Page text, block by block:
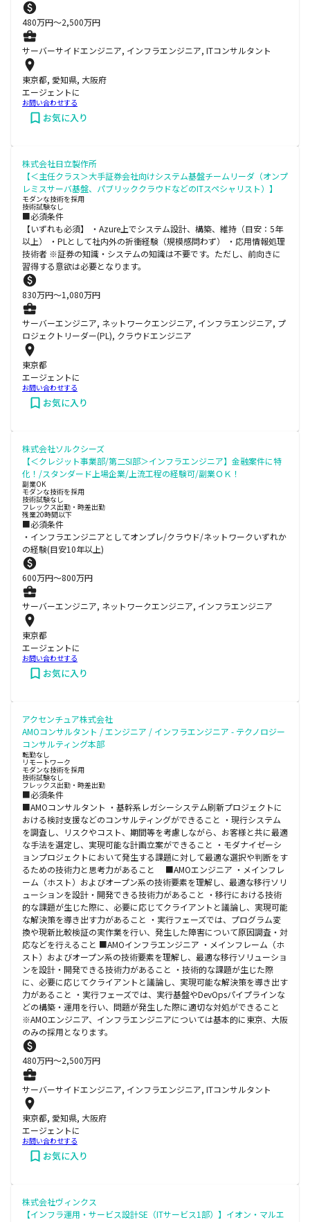
480万円〜2,500万円
サーバーサイドエンジニア, インフラエンジニア, ITコンサルタント
東京都, 愛知県, 大阪府
エージェントに
お問い合わせする
お気に入り
株式会社日立製作所
【＜主任クラス＞大手証券会社向けシステム基盤チームリーダ（オンプ
レミスサーバ基盤、パブリッククラウドなどのITスペシャリスト）】
モダンな技術を採用
技術試験なし
■必須条件
【いずれも必須】 ・Azure上でシステム設計、構築、維持（目安：5年
以上） ・PLとして社内外の折衝経験（規模感問わず） ・応用情報処理
技術者 ※証券の知識・システムの知識は不要です。ただし、前向きに
習得する意欲は必要となります。
830万円〜1,080万円
サーバーエンジニア, ネットワークエンジニア, インフラエンジニア, プ
ロジェクトリーダー(PL), クラウドエンジニア
東京都
エージェントに
お問い合わせする
お気に入り
株式会社ソルクシーズ
【＜クレジット事業部/第二SI部＞インフラエンジニア】金融案件に特
化！/スタンダード上場企業/上流工程の経験可/副業ＯＫ！
副業OK
モダンな技術を採用
技術試験なし
フレックス出勤・時差出勤
残業20時間以下
■必須条件
・インフラエンジニアとしてオンプレ/クラウド/ネットワークいずれか
の経験(目安10年以上)
600万円〜800万円
サーバーエンジニア, ネットワークエンジニア, インフラエンジニア
東京都
エージェントに
お問い合わせする
お気に入り
アクセンチュア株式会社
AMOコンサルタント / エンジニア / インフラエンジニア - テクノロジー
コンサルティング本部
転勤なし
リモートワーク
モダンな技術を採用
技術試験なし
フレックス出勤・時差出勤
■必須条件
■AMOコンサルタント ・基幹系レガシーシステム刷新プロジェクトに
おける検討支援などのコンサルティングができること ・現行システム
を調査し、リスクやコスト、期間等を考慮しながら、お客様と共に最適
な手法を選定し、実現可能な計画立案ができること ・モダナイゼーシ
ョンプロジェクトにおいて発生する課題に対して最適な選択や判断をす
るための技術力と思考力があること ■AMOエンジニア ・メインフレ
ーム（ホスト）およびオープン系の技術要素を理解し、最適な移行ソリ
ューションを設計・開発できる技術力があること ・移行における技術
的な課題が生じた際に、必要に応じてクライアントと議論し、実現可能
な解決策を導き出す力があること ・実行フェーズでは、プログラム変
換や現新比較検証の実作業を行い、発生した障害について原因調査・対
応などを行えること ■AMOインフラエンジニア ・メインフレーム（ホ
スト）およびオープン系の技術要素を理解し、最適な移行ソリューショ
ンを設計・開発できる技術力があること ・技術的な課題が生じた際
に、必要に応じてクライアントと議論し、実現可能な解決策を導き出す
力があること ・実行フェーズでは、実行基盤やDevOpsパイプラインな
どの構築・運用を行い、問題が発生した際に適切な対処ができること
※AMOエンジニア、インフラエンジニアについては基本的に東京、大阪
のみの採用となります。
480万円〜2,500万円
サーバーサイドエンジニア, インフラエンジニア, ITコンサルタント
東京都, 愛知県, 大阪府
エージェントに
お問い合わせする
お気に入り
株式会社ヴィンクス
【インフラ運用・サービス設計SE（ITサービス1部）】イオン・マルエ